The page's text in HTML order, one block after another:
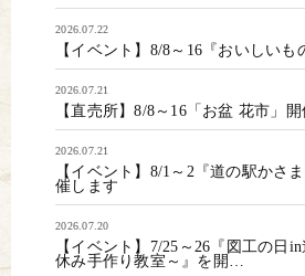
2026.07.22
【イベント】8/8～16『おいしい
2026.07.21
【直売所】8/8～16「お盆 花市」開
2026.07.21
【イベント】8/1～2『道の駅かさ
催します
2026.07.20
【イベント】7/25～26『図工の日
休み手作り教室～』を開…